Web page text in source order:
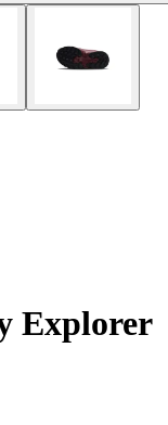
Explorer